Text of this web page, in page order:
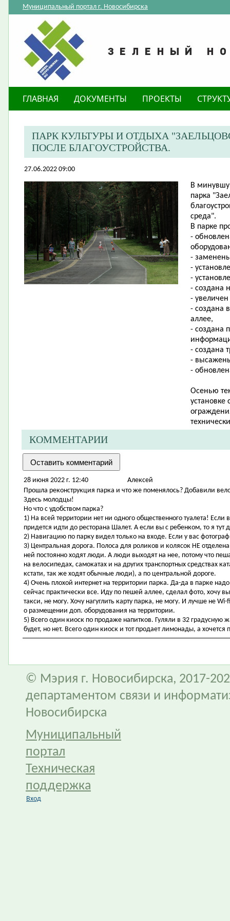
Муниципальный портал г. Новосибирска
ГЛАВНАЯ ДОКУМЕНТЫ ПРОЕКТЫ
​ПАРК КУЛЬТУРЫ И ОТДЫХА
ПОСЛЕ БЛАГОУСТРОЙСТВА.
27.06.2022 09:00
В
парка
среда".
В парке
-
-
-
-
- создана
-
- создана
аллее,
- создана
- создана
-
-
Осенью
установке
КОММЕНТАРИИ
28 июня 2022 г. 12:40
Алексей
Прошла реконструкция парка и что же поменялось? Добавили
Здесь молодцы!
Но что с удобством парка?
1) На всей территории нет ни одного общественного туалета! Если
придется идти до ресторана Шалет. А если вы с ребенком, то я
2) Навигацию по парку видел только на входе. Если у вас
3) Центральная дорога. Полоса для роликов и колясок НЕ
ней постоянно ходят люди. А люди выходят на нее, потому что
на велосипедах, самокатах и на других транспортных средствах
кстати, так же ходят обычные люди), а по центральной дороге.
4) Очень плохой интернет на территории парка. Да-да в парке
сейчас практически все. Иду по пешей аллее, сделал фото, хочу
такси, не могу. Хочу нагуглить карту парка, не могу. И лучше не
о размещении доп. оборудования на территории.
5) Всего один киоск по продаже напитков. Гуляли в 32 градусную
будет, но нет. Всего один киоск и тот продает лимонады, а хочется
© Мэрия г. Новосибирска, 2017-
департаментом связи и
Новосибирска
Муниципальный
портал
Техническая
поддержка
Вход